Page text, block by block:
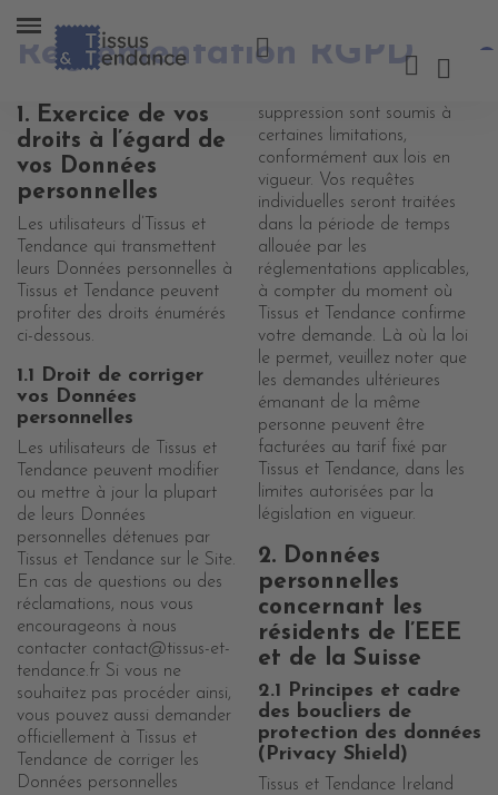
Règlementation RGPD
1. Exercice de vos
droits à l’égard de
vos Données
personnelles
Les utilisateurs d’Tissus et
Tendance qui transmettent
leurs Données personnelles à
Tissus et Tendance peuvent
profiter des droits énumérés
ci-dessous.
1.1 Droit de corriger
vos Données
personnelles
Les utilisateurs de Tissus et
Tendance peuvent modifier
ou mettre à jour la plupart
de leurs Données
personnelles détenues par
Tissus et Tendance sur le Site.
En cas de questions ou des
réclamations, nous vous
encourageons à nous
contacter contact@tissus-et-
tendance.fr Si vous ne
souhaitez pas procéder ainsi,
vous pouvez aussi demander
officiellement à Tissus et
Tendance de corriger les
Données personnelles
suppression sont soumis à
certaines limitations,
conformément aux lois en
vigueur. Vos requêtes
individuelles seront traitées
dans la période de temps
allouée par les
réglementations applicables,
à compter du moment où
Tissus et Tendance confirme
votre demande. Là où la loi
le permet, veuillez noter que
les demandes ultérieures
émanant de la même
personne peuvent être
facturées au tarif fixé par
Tissus et Tendance, dans les
limites autorisées par la
législation en vigueur.
2. Données
personnelles
concernant les
résidents de l’EEE
et de la Suisse
2.1 Principes et cadre
des boucliers de
protection des données
(Privacy Shield)
Tissus et Tendance Ireland